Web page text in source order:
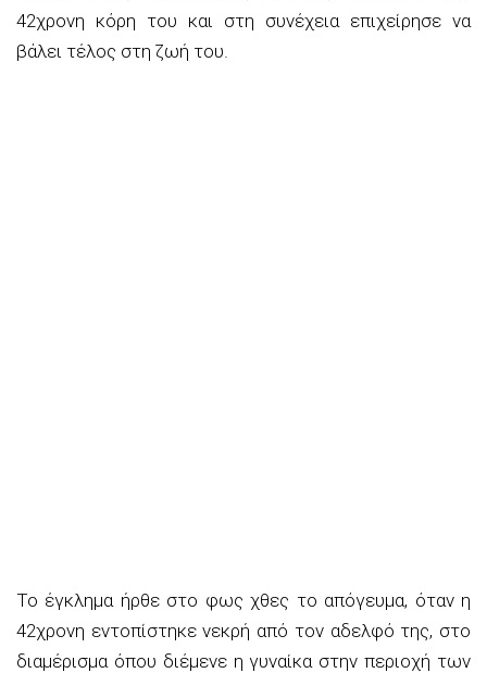
42χρονη κόρη του και στη συνέχεια επιχείρησε να
βάλει τέλος στη ζωή του.
Το έγκλημα ήρθε στο φως χθες το απόγευμα, όταν η
42χρονη εντοπίστηκε νεκρή από τον αδελφό της, στο
διαμέρισμα όπου διέμενε η γυναίκα στην περιοχή των